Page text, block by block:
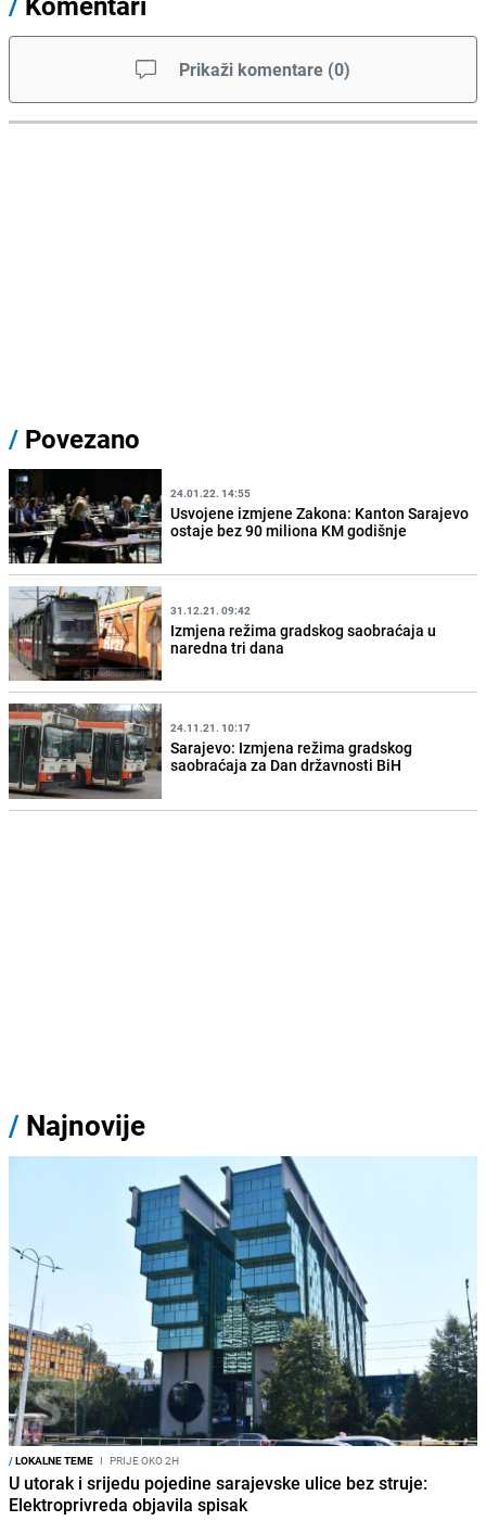
Prikaži komentare (0)
/ Povezano
24.01.22. 14:55
Usvojene izmjene Zakona: Kanton Sarajevo
ostaje bez 90 miliona KM godišnje
31.12.21. 09:42
Izmjena režima gradskog saobraćaja u
naredna tri dana
24.11.21. 10:17
Sarajevo: Izmjena režima gradskog
saobraćaja za Dan državnosti BiH
/ Najnovije
/LOKALNE TEME I PRIJE OKO 2H
U utorak i srijedu pojedine sarajevske ulice bez struje:
Elektroprivreda objavila spisak